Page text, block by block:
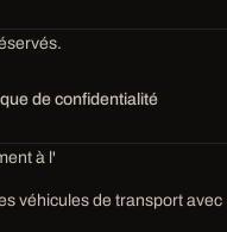
de confidentialité
à l'
véhicules de transport avec